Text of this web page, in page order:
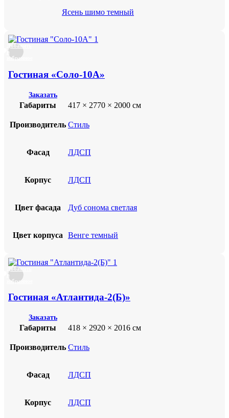
Ясень шимо темный
Добавить
в
избранное
Гостиная «Соло-10А»
Заказать
Габариты 417 × 2770 × 2000 см
Производитель Стиль
Фасад ЛДСП
Корпус ЛДСП
Цвет фасада Дуб сонома светлая
Цвет корпуса Венге темный
Добавить
в
избранное
Гостиная «Атлантида-2(Б)»
Заказать
Габариты 418 × 2920 × 2016 см
Производитель Стиль
Фасад ЛДСП
Корпус ЛДСП